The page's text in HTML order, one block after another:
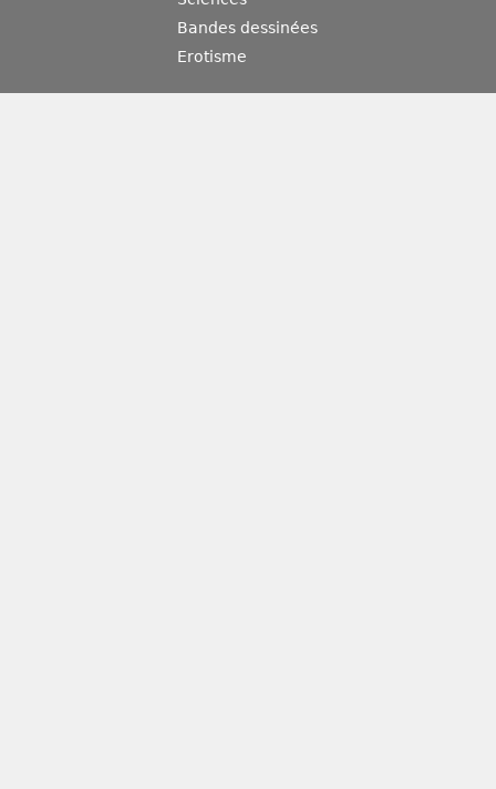
Bandes dessinées
Erotisme